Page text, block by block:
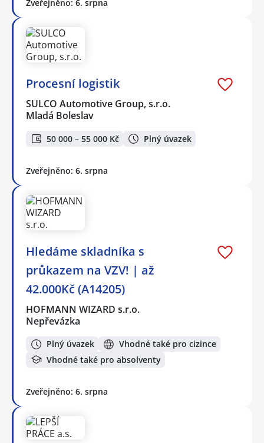
Zveřejněno: 6. srpna
Procesní logistik
SULCO Automotive Group, s.r.o.
Mladá Boleslav
50 000 – 55 000 Kč Plný úvazek
Zveřejněno: 6. srpna
Hledáme skladníka s
průkazem na VZV! | až
42.000Kč (A14205)
HOFMANN WIZARD s.r.o.
Nepřevázka
Plný úvazek
Vhodné také pro cizince
Vhodné také pro absolventy
Zveřejněno: 6. srpna